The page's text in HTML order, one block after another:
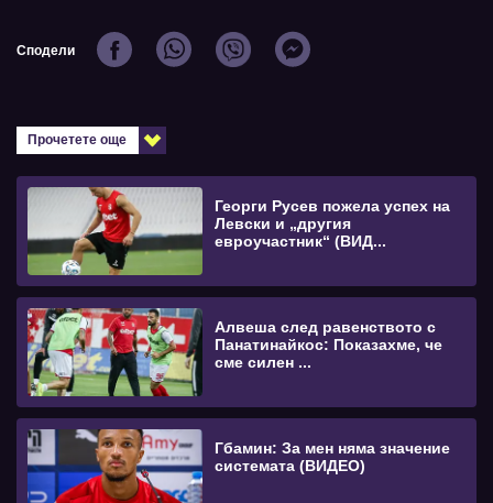
Сподели
Прочетете още
Георги Русев пожела успех на
Левски и „другия
евроучастник“ (ВИД...
Алвеша след равенството с
Панатинайкос: Показахме, че
сме силен ...
Гбамин: За мен няма значение
системата (ВИДЕО)